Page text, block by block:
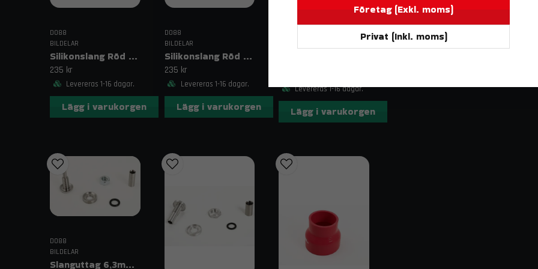
Placera så att både luft- och
Använd en korrekt dimensionerad
Lämpligt för installationer med
*Effektnivån är baserad på normala
applikation, luftflöde och kylsystemets design.
Kontakt & fraktinformation
DO88
BILDELAR
Silikonslang Röd 2,75–3,125" (70–80mm)
235 kr
Levereras 1-16 dagar.
Lägg i varukorgen
DO88
BILDELAR
Silikonslang Röd 2,75–3" (70–76mm)
235 kr
Levereras 1-16 dagar.
Lägg i varukorgen
BILDELAR
Levereras 1-16 dagar.
Lägg i varukorgen
DO88
BILDELAR
Slanguttag 6,3mm (1/4")
Företag (Exkl. moms)
Privat (Inkl. moms)